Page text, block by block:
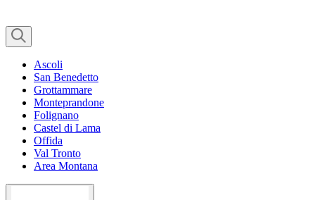
Ascoli
San Benedetto
Grottammare
Monteprandone
Folignano
Castel di Lama
Offida
Val Tronto
Area Montana